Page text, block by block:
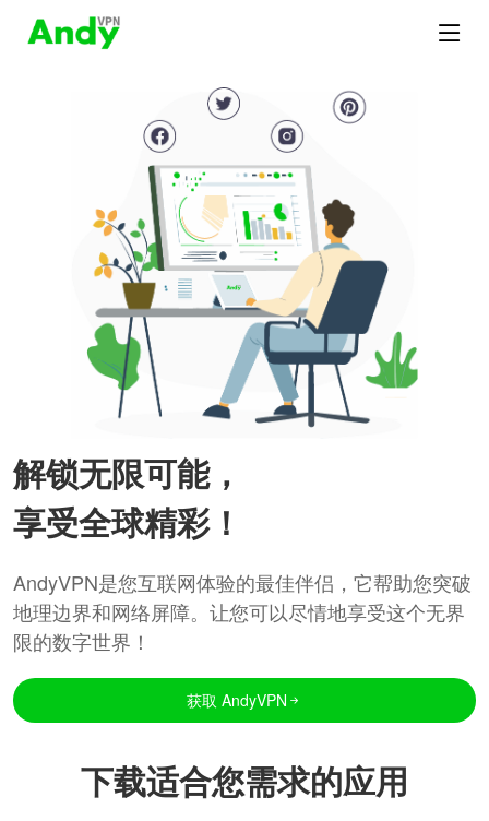
解锁无限可能，
享受全球精彩！
AndyVPN是您互联网体验的最佳伴侣，它帮助您突破
地理边界和网络屏障。让您可以尽情地享受这个无界
限的数字世界！
获取 AndyVPN
下载适合您需求的应用